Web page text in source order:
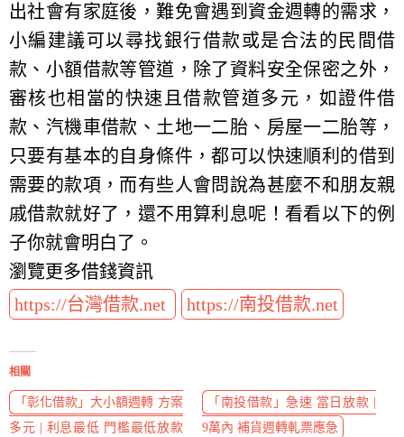
出社會有家庭後，難免會遇到資金週轉的需求，
小編建議可以尋找銀行借款或是合法的民間借
款、小額借款等管道，除了資料安全保密之外，
審核也相當的快速且借款管道多元，如證件借
款、汽機車借款、土地一二胎、房屋一二胎等，
只要有基本的自身條件，都可以快速順利的借到
需要的款項，而有些人會問說為甚麼不和朋友親
戚借款就好了，還不用算利息呢！看看以下的例
子你就會明白了。
瀏覽更多借錢資訊
https://台灣借款.net
https://南投借款.net
相關
「彰化借款」大小額週轉 方案
多元 | 利息最低 門檻最低放款
「南投借款」急速 當日放款 |
9萬內 補貨週轉軋票應急